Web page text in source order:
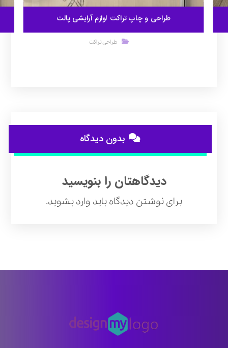
طراحی و چاپ تراکت لوازم آرایشی پالت
طراحی تراکت
بدون دیدگاه
دیدگاهتان را بنویسید
برای نوشتن دیدگاه باید وارد بشوید.